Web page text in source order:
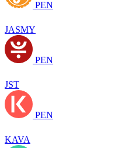
PEN
JASMY
PEN
JST
PEN
KAVA